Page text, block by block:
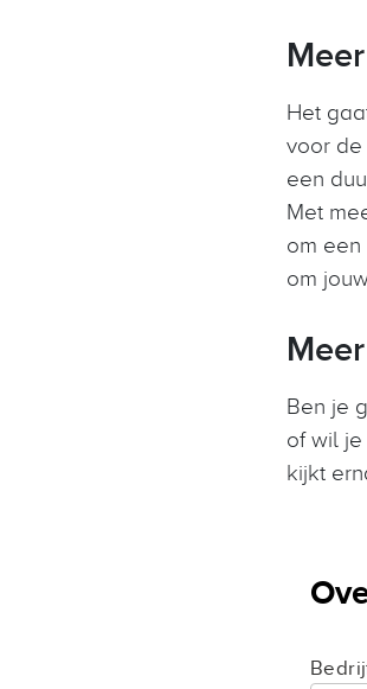
Het
voor
een
Met
om
om
Ben je
of wil
kijkt